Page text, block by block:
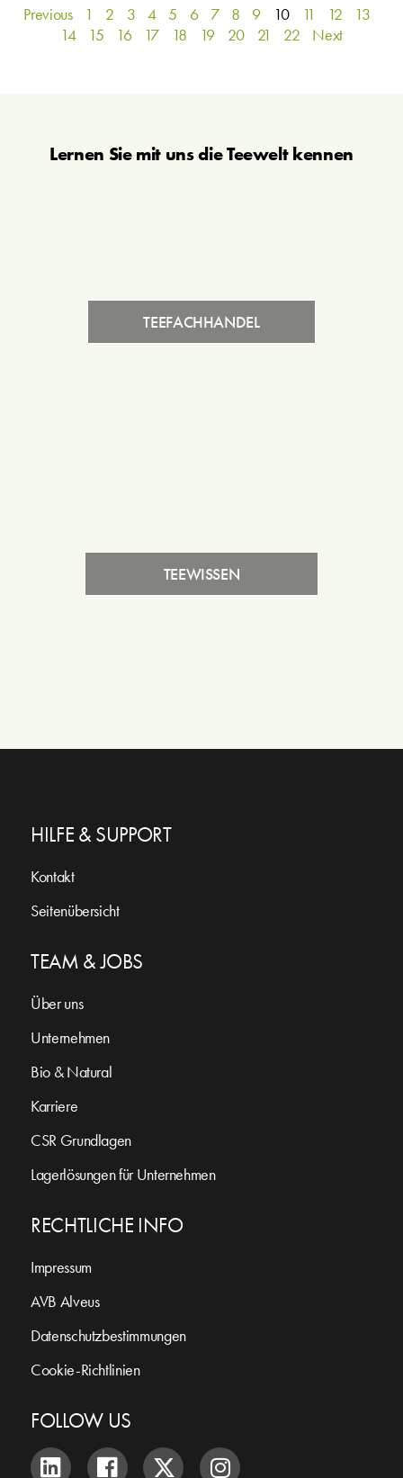
Previous 1 2 3 4 5 6 7 8 9 10 11 12
13
14
15 16 17 18 19 20 21 22 Next
Lernen Sie mit uns die Teewelt kennen
TEEFACHHANDEL
TEEWISSEN
HILFE & SUPPORT
Kontakt
Seitenübersicht
TEAM & JOBS
Über uns
Unternehmen
Bio & Natural
Karriere
CSR Grundlagen
Lagerlösungen für Unternehmen
RECHTLICHE INFO
Impressum
AVB Alveus
Datenschutzbestimmungen
Cookie-Richtlinien
FOLLOW US